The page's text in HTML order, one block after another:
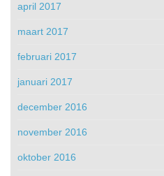
april 2017
maart 2017
februari 2017
januari 2017
december 2016
november 2016
oktober 2016